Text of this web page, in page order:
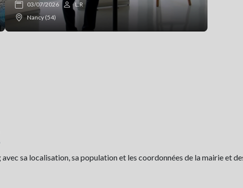
03/07/2026
L.R
Nancy (54)
sa localisation, sa population et les coordonnées de la mairie et